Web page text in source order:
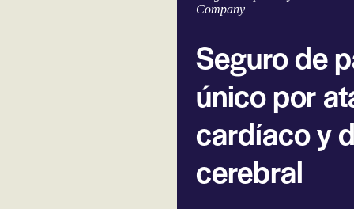
Company
Seguro de
único por
cardíaco y
cerebral